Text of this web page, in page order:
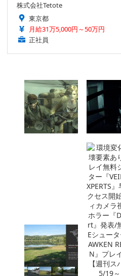
株式会社Tetote
東京都
月給31万5,000円～50万円
正社員